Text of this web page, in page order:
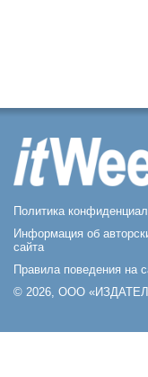
Политика
Информация об
сайта
Правила поведения на
© 2026, ООО